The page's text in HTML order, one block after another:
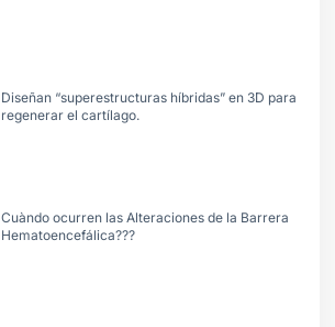
Diseñan “superestructuras híbridas” en 3D para
regenerar el cartílago.
Cuàndo ocurren las Alteraciones de la Barrera
Hematoencefálica???